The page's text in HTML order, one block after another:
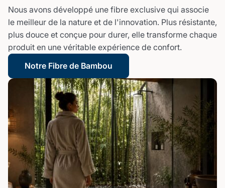
Nous avons développé une fibre exclusive qui associe
le meilleur de la nature et de l'innovation. Plus résistante,
plus douce et conçue pour durer, elle transforme chaque
produit en une véritable expérience de confort.
Notre Fibre de Bambou